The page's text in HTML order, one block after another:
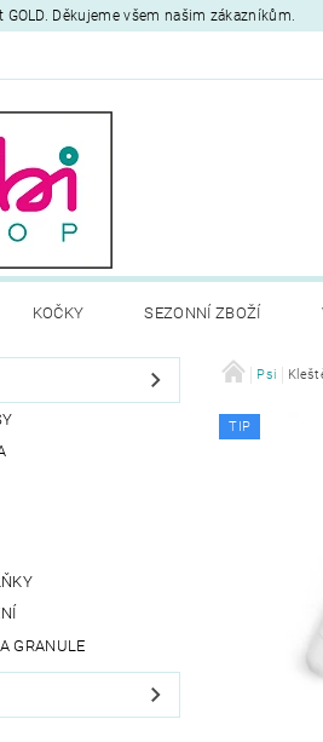
GOLD. Děkujeme všem našim zákazníkům.
KOČKY SEZONNÍ ZBOŽÍ
VÝCVIK
GRANULE
Psi
TIP